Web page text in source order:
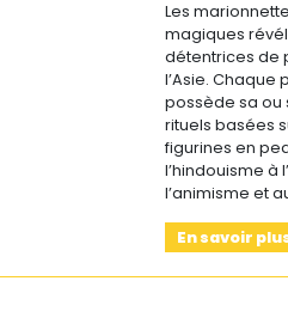
collaborations)
études, publications)
Les
magiques
détentrices de
l’Asie. Chaque
possède sa ou
rituels basées
figurines en
l’hindouisme à
l’animisme et
En savoir